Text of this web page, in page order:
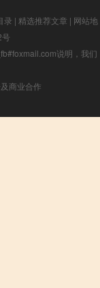
录 | 精选推荐文章 | 网站地
说明，我们
商业合作